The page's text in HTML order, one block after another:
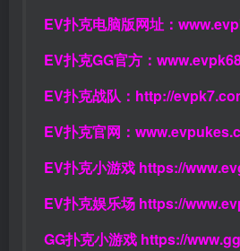
EV扑克电脑版网址：
EV扑克GG官方：
EV扑克战队： http://
EV扑克官网：
EV扑克小游戏 https://
EV扑克娱乐场 https://
GG扑克小游戏 https://